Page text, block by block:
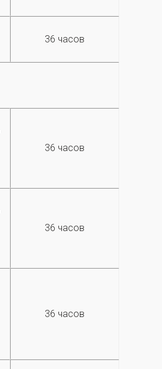
36 часов
36 часов
36 часов
36 часов